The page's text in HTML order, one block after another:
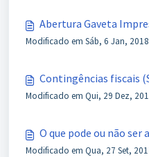
Abertura Gaveta
Modificado em Sáb, 6 Jan,
Contingências fiscais
Modificado em Qui, 29 Dez,
O que pode ou não
Modificado em Qua, 27 Set,